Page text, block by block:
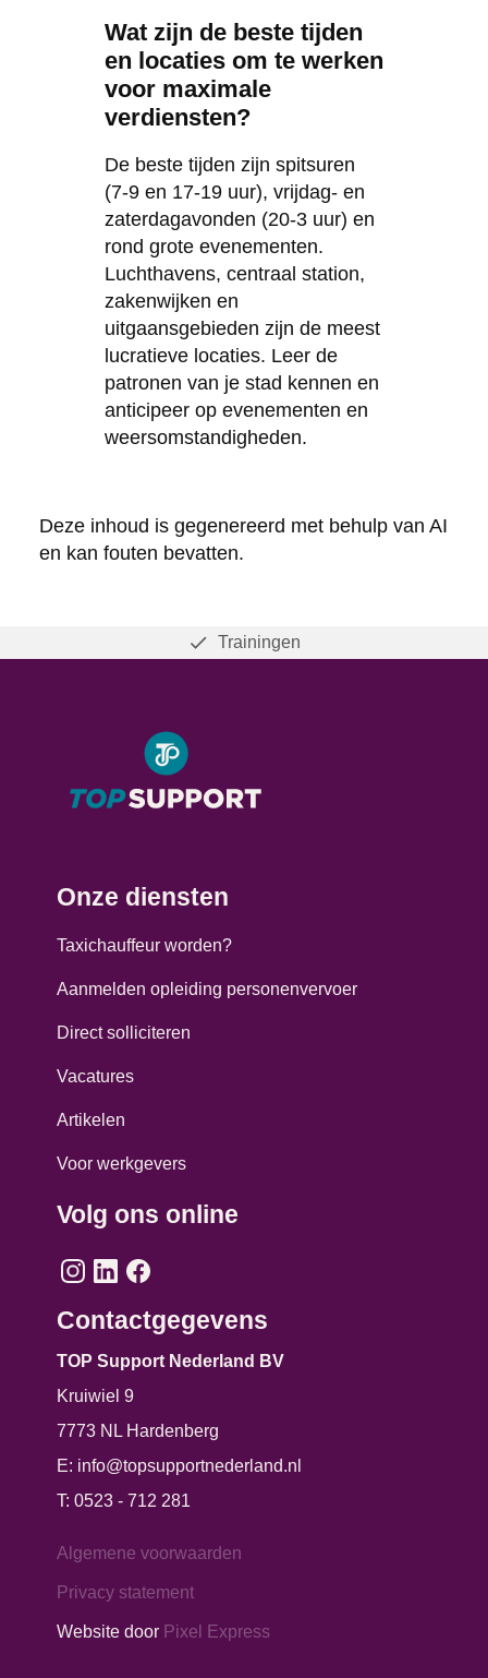
Wat zijn de beste tijden
en locaties om te werken
voor maximale
verdiensten?
De beste tijden zijn spitsuren
(7-9 en 17-19 uur), vrijdag- en
zaterdagavonden (20-3 uur) en
rond grote evenementen.
Luchthavens, centraal station,
zakenwijken en
uitgaansgebieden zijn de meest
lucratieve locaties. Leer de
patronen van je stad kennen en
anticipeer op evenementen en
weersomstandigheden.
Deze inhoud is gegenereerd met behulp van AI
en kan fouten bevatten.
Trainingen
Onze diensten
Taxichauffeur worden?
Aanmelden opleiding personenvervoer
Direct solliciteren
Vacatures
Artikelen
Voor werkgevers
Volg ons online
Contactgegevens
TOP Support Nederland BV
Kruiwiel 9
7773 NL Hardenberg
E: info@topsupportnederland.nl
T: 0523 - 712 281
Algemene voorwaarden
Privacy statement
Website door Pixel Express